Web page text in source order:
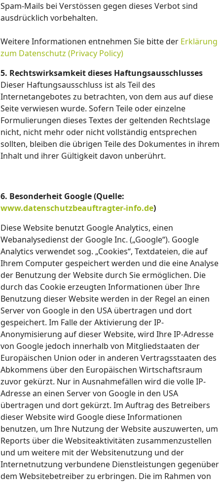
Spam-Mails bei Verstössen gegen dieses Verbot sind
ausdrücklich vorbehalten.
Weitere Informationen entnehmen Sie bitte der Erklärung
zum Datenschutz (Privacy Policy)
5. Rechtswirksamkeit dieses Haftungsausschlusses
Dieser Haftungsausschluss ist als Teil des
Internetangebotes zu betrachten, von dem aus auf diese
Seite verwiesen wurde. Sofern Teile oder einzelne
Formulierungen dieses Textes der geltenden Rechtslage
nicht, nicht mehr oder nicht vollständig entsprechen
sollten, bleiben die übrigen Teile des Dokumentes in ihrem
Inhalt und ihrer Gültigkeit davon unberührt.
6. Besonderheit Google (Quelle:
www.datenschutzbeauftragter-info.de)
Diese Website benutzt Google Analytics, einen
Webanalysedienst der Google Inc. („Google“). Google
Analytics verwendet sog. „Cookies“, Textdateien, die auf
Ihrem Computer gespeichert werden und die eine Analyse
der Benutzung der Website durch Sie ermöglichen. Die
durch das Cookie erzeugten Informationen über Ihre
Benutzung dieser Website werden in der Regel an einen
Server von Google in den USA übertragen und dort
gespeichert. Im Falle der Aktivierung der IP-
Anonymisierung auf dieser Website, wird Ihre IP-Adresse
von Google jedoch innerhalb von Mitgliedstaaten der
Europäischen Union oder in anderen Vertragsstaaten des
Abkommens über den Europäischen Wirtschaftsraum
zuvor gekürzt. Nur in Ausnahmefällen wird die volle IP-
Adresse an einen Server von Google in den USA
übertragen und dort gekürzt. Im Auftrag des Betreibers
dieser Website wird Google diese Informationen
benutzen, um Ihre Nutzung der Website auszuwerten, um
Reports über die Websiteaktivitäten zusammenzustellen
und um weitere mit der Websitenutzung und der
Internetnutzung verbundene Dienstleistungen gegenüber
dem Websitebetreiber zu erbringen. Die im Rahmen von